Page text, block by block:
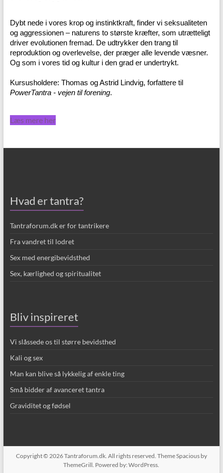
Dybt nede i vores krop og instinktkraft, finder vi seksualiteten
og aggressionen – naturens to største kræfter, som utrætteligt
driver evolutionen fremad. De udtrykker den trang til
reproduktion og overlevelse, der præger alle levende væsner.
Og som i vores tid og kultur i den grad er undertrykt.
Kursusholdere: Thomas og Astrid Lindvig, forfattere til
PowerTantra - vejen til forening.
Læs mere her
Hvad er tantra?
Tantraforum.dk er for tantrikere
Fra vandret til lodret
Sex med energibevidsthed
Sex, kærlighed og spiritualitet
Bliv inspireret
Vi slåssede os til større bevidsthed
Kali og sex
Man kan blive så lykkelig af enkle ting
Små bidder af avanceret tantra
Graviditet og fødsel
Copyright © 2026Tantraforum.dk. All rights reserved. ThemeSpaciousby
ThemeGrill. Powered by:WordPress.